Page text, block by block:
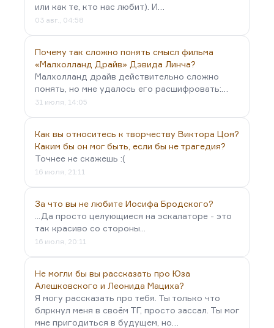
или как те, кто нас любит). И…
03 авг., 04:58
Почему так сложно понять смысл фильма
«Малхолланд Драйв» Дэвида Линча?
Малхолланд драйв действительно сложно
понять, но мне удалось его расшифровать:…
31 июля, 14:05
Как вы относитесь к творчеству Виктора Цоя?
Каким бы он мог быть, если бы не трагедия?
Точнее не скажешь :(
16 июля, 21:11
За что вы не любите Иосифа Бродского?
...Да просто целующиеся на эскалаторе - это
так красиво со стороны...
16 июля, 20:11
Не могли бы вы рассказать про Юза
Алешковского и Леонида Мациха?
Я могу рассказать про тебя. Ты только что
блркнул меня в своём ТГ, просто зассал. Ты мог
мне пригодиться в будущем, но…